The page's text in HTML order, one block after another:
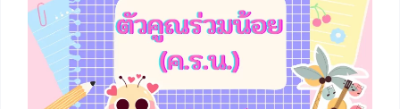
ห.ร.ม. โดยการหาผลคูณร่วม การหา ห.ร.ม.
+5